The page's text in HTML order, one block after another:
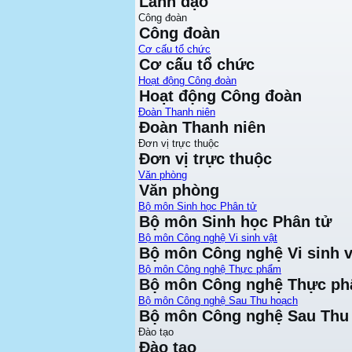
Công đoàn
Công đoàn
Cơ cấu tổ chức
Cơ cấu tổ chức
Hoạt động Công đoàn
Hoạt động Công đoàn
Đoàn Thanh niên
Đoàn Thanh niên
Đơn vị trực thuộc
Đơn vị trực thuộc
Văn phòng
Văn phòng
Bộ môn Sinh học Phân tử
Bộ môn Sinh học Phân tử
Bộ môn Công nghệ Vi sinh vật
Bộ môn Công nghệ Vi sinh
Bộ môn Công nghệ Thực phẩm
Bộ môn Công nghệ Thực
Bộ môn Công nghệ Sau Thu hoạch
Bộ môn Công nghệ Sau
Đào tạo
Đào tạo